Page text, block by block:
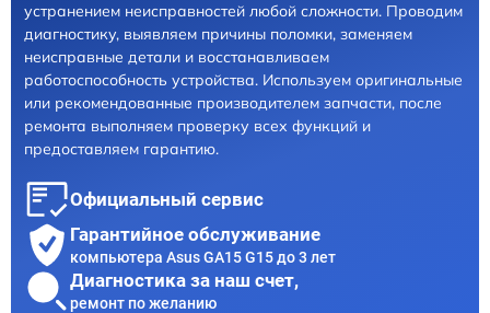
устранением неисправностей любой сложности. Проводим
диагностику, выявляем причины поломки, заменяем
неисправные детали и восстанавливаем
работоспособность устройства. Используем оригинальные
или рекомендованные производителем запчасти, после
ремонта выполняем проверку всех функций и
предоставляем гарантию.
Официальный сервис
Гарантийное обслуживание
компьютера Asus GA15 G15 до 3 лет
Диагностика за наш счет,
ремонт по желанию